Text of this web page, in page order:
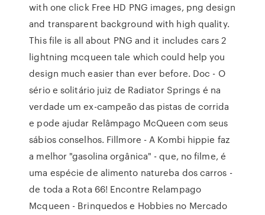
with one click Free HD PNG images, png design
and transparent background with high quality.
This file is all about PNG and it includes cars 2
lightning mcqueen tale which could help you
design much easier than ever before. Doc - O
sério e solitário juiz de Radiator Springs é na
verdade um ex-campeão das pistas de corrida
e pode ajudar Relâmpago McQueen com seus
sábios conselhos. Fillmore - A Kombi hippie faz
a melhor "gasolina orgânica" - que, no filme, é
uma espécie de alimento natureba dos carros -
de toda a Rota 66! Encontre Relampago
Mcqueen - Brinquedos e Hobbies no Mercado